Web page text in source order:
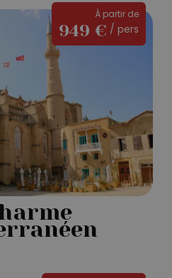
Le
charme
méditerranéen
À partir de
949 € / pers